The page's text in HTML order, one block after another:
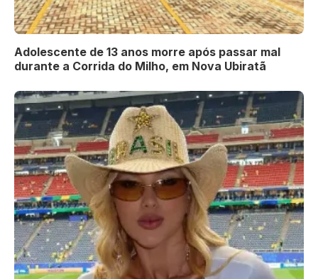
Adolescente de 13 anos morre após passar mal
durante a Corrida do Milho, em Nova Ubiratã